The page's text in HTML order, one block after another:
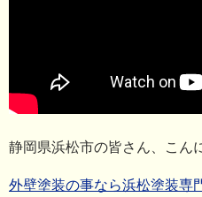
静岡県浜松市の皆さん、こん
外壁塗装の事なら浜松塗装専